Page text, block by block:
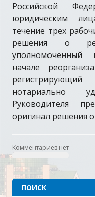
Российской
юридическим
течение трех
решения о
уполномоченный
начале
нотариально
Руководителя
оригинал решения
Комментариев нет
ПОИСК